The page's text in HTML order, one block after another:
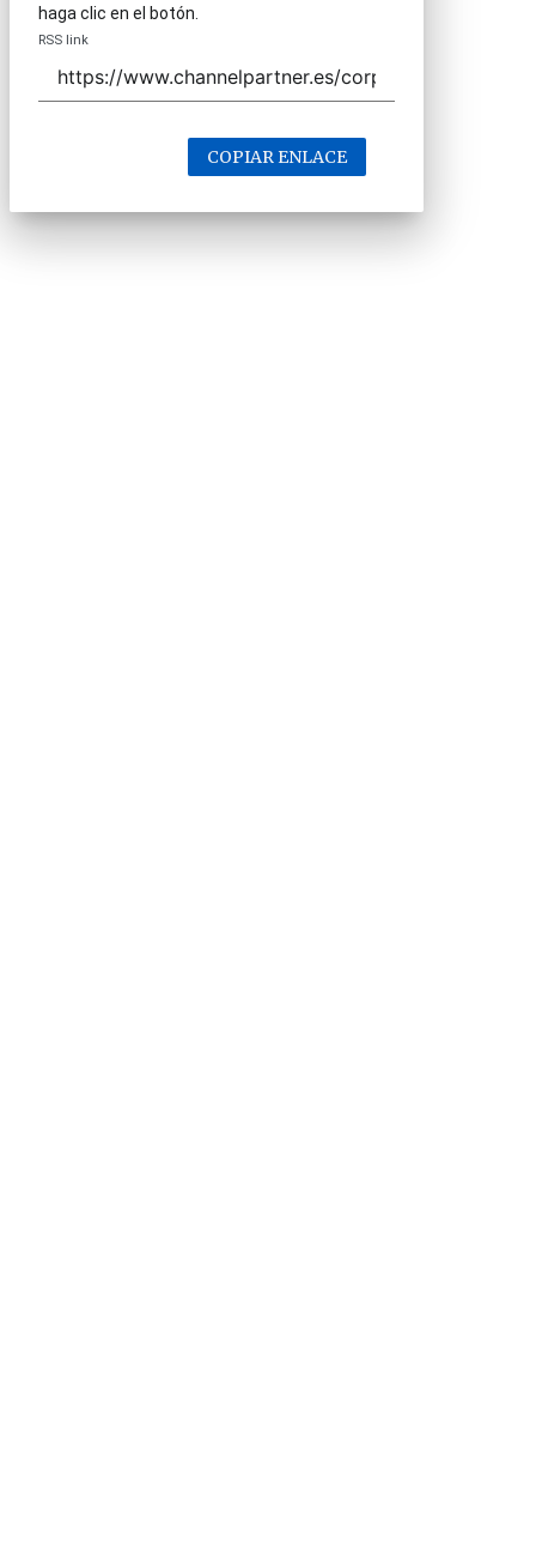
haga clic en el botón.
RSS link
COPIAR ENLACE